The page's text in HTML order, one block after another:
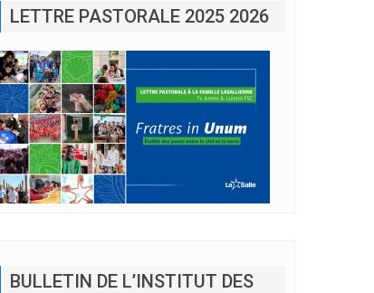
LETTRE PASTORALE 2025 2026
BULLETIN DE L’INSTITUT DES